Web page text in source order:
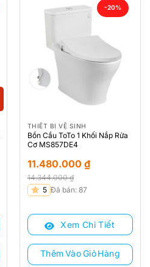
-20%
THIẾT BỊ VỆ SINH
Bồn Cầu ToTo 1 Khối Nắp Rửa
Cơ MS857DE4
14.344.000₫
Giá
là:
14.344.000 ₫.
11.480.000 ₫
Giá
tại
11.480.000 ₫.
5 Đã bán: 87
Xem Chi Tiết
Thêm Vào Giỏ Hàng